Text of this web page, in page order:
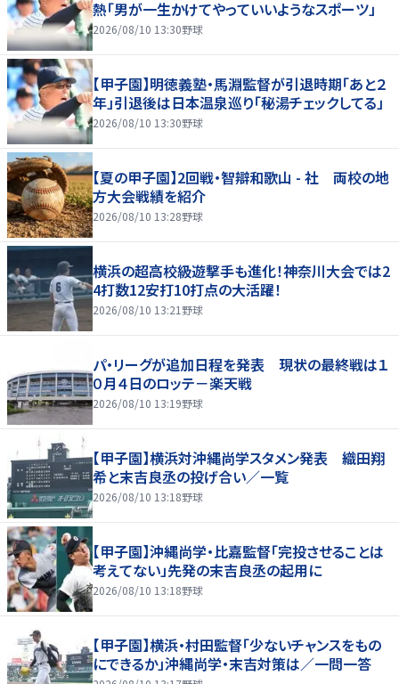
熱「男が一生かけてやっていいようなスポーツ」
2026/08/10 13:30野球
【甲子園】明徳義塾・馬淵監督が引退時期「あと２
年」引退後は日本温泉巡り「秘湯チェックしてる」
2026/08/10 13:30野球
【夏の甲子園】2回戦・智辯和歌山 - 社 両校の地
方大会戦績を紹介
2026/08/10 13:28野球
横浜の超高校級遊撃手も進化！神奈川大会では2
4打数12安打10打点の大活躍！
2026/08/10 13:21 野球
パ・リーグが追加日程を発表 現状の最終戦は１
０月４日のロッテ－楽天戦
2026/08/10 13:19野球
【甲子園】横浜対沖縄尚学スタメン発表 織田翔
希と末吉良丞の投げ合い／一覧
2026/08/10 13:18野球
【甲子園】沖縄尚学・比嘉監督「完投させることは
考えてない」先発の末吉良丞の起用に
2026/08/10 13:18野球
【甲子園】横浜・村田監督「少ないチャンスをもの
にできるか」沖縄尚学・末吉対策は／一問一答